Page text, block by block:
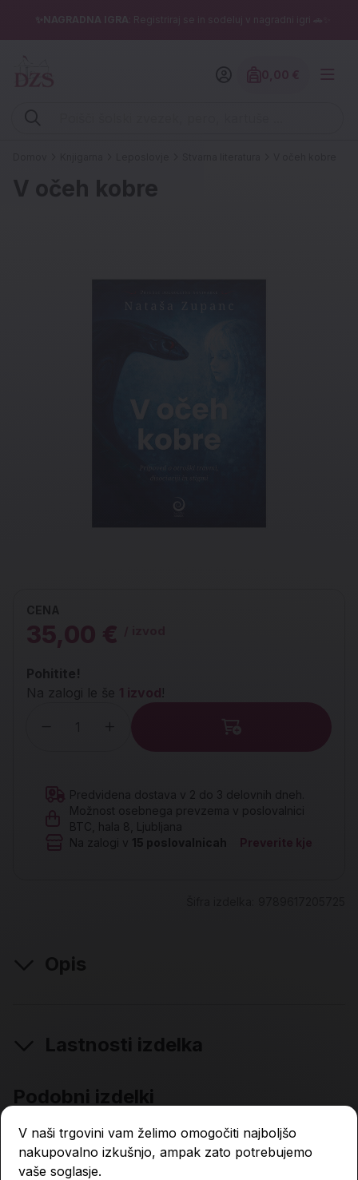
✨NAGRADNA IGRA : Registriraj se in sodeluj v nagradni igri 🚗✨
Vpišite iskalni niz (šolski zvezek, pero, kartuše ...)
V očeh kobre
CENA
35,00 €
Pohitite!
Na zalogi le še 1 izvod !
Predvidena dostava v 2 do 3 delovnih dneh.
Možnost osebnega prevzema v poslovalnici
BTC, hala 8, Ljubljana
Na zalogi v 15 poslovalnicah Preverite kje
Opis
Lastnosti izdelka
Podobni izdelki
V naši trgovini vam želimo omogočiti najboljšo
nakupovalno izkušnjo, ampak zato potrebujemo
vaše soglasje.